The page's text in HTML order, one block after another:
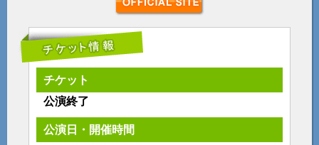
チケット
公演終了
公演日・開催時間